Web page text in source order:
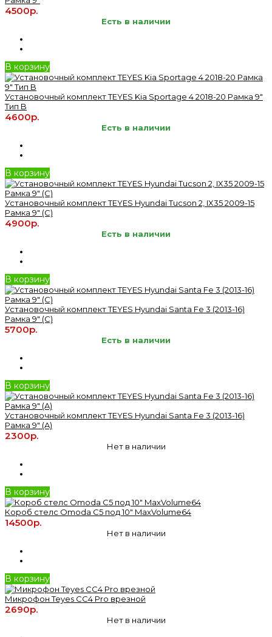
4500р.
Есть в наличии
В корзину
Установочный комплект TEYES Kia Sportage 4 2018-20 Рамка 9"
Тип B
4600р.
Есть в наличии
В корзину
Установочный комплект TEYES Hyundai Tucson 2, IX35 2009-15
Рамка 9" (C)
4900р.
Есть в наличии
В корзину
Установочный комплект TEYES Hyundai Santa Fe 3 (2013-16)
Рамка 9" (C)
5700р.
Есть в наличии
В корзину
Установочный комплект TEYES Hyundai Santa Fe 3 (2013-16)
Рамка 9" (A)
2300р.
Нет в наличии
В корзину
Короб стелс Omoda C5 под 10" MaxVolume64
14500р.
Нет в наличии
В корзину
Микрофон Teyes CC4 Pro врезной
2690р.
Нет в наличии